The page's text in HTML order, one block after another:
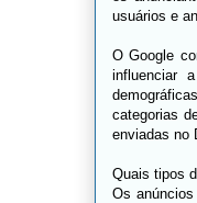
usuários e
O Google
influenciar
categorias
enviadas no
Quais tipos
Os